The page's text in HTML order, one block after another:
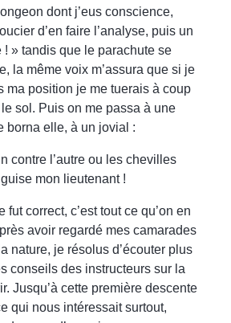
dont j’eus conscience,
d’en faire l’analyse, puis un
! » tandis que le parachute se
la même voix m’assura que si je
ma position je me tuerais à coup
sol. Puis on me passa à une
borna elle, à un jovial :
contre l’autre ou les chevilles
mon lieutenant !
fut correct, c’est tout ce qu’on en
avoir regardé mes camarades
nature, je résolus d’écouter plus
conseils des instructeurs sur la
Jusqu’à cette première descente
qui nous intéressait surtout,